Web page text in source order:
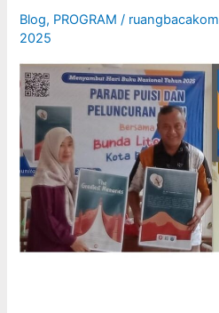
Blog, PROGRAM /
2025